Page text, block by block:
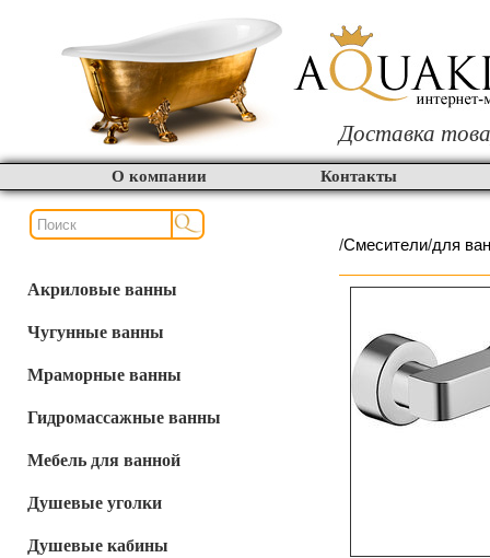
Доставка
О компании Контакты
Акриловые ванны
Чугунные ванны
Мраморные ванны
Гидромассажные ванны
Мебель для ванной
Душевые уголки
Душевые кабины
/Смесители/для